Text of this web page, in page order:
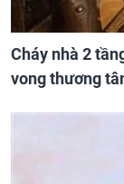
Cháy nhà 2
vong thương